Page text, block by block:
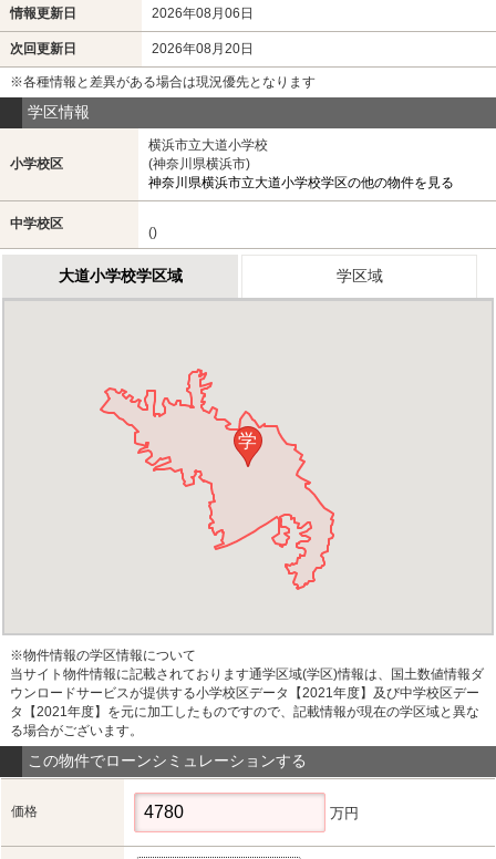
情報更新日 2026年08月06日
次回更新日 2026年08月20日
※各種情報と差異がある場合は現況優先となります
学区情報
小学校区
横浜市立大道小学校
(神奈川県横浜市)
神奈川県横浜市立大道小学校学区の他の物件を見る
中学校区
()
大道小学校学区域 学区域
学
※物件情報の学区情報について
当サイト物件情報に記載されております通学区域(学区)情報は、国土数値情報ダ
ウンロードサービスが提供する小学校区データ【2021年度】及び中学校区デー
タ【2021年度】を元に加工したものですので、記載情報が現在の学区域と異な
る場合がございます。
この物件でローンシミュレーションする
価格 万円